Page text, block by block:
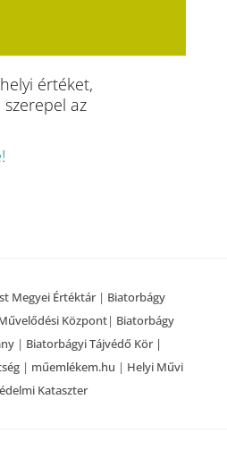
értéket,
az
Megyei Értéktár| Biatorbágy
Központ| Biatorbágy
| Biatorbágyi Tájvédő Kör |
| műemlékem.hu | Helyi Művi
Kataszter